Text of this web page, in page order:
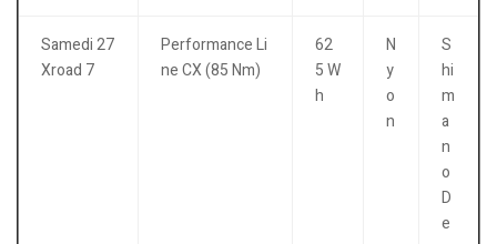
Samedi 27
Xroad 7
Performance Li
ne CX (85 Nm)
62
5 W
h
N
y
o
n
S
hi
m
a
n
o
D
e